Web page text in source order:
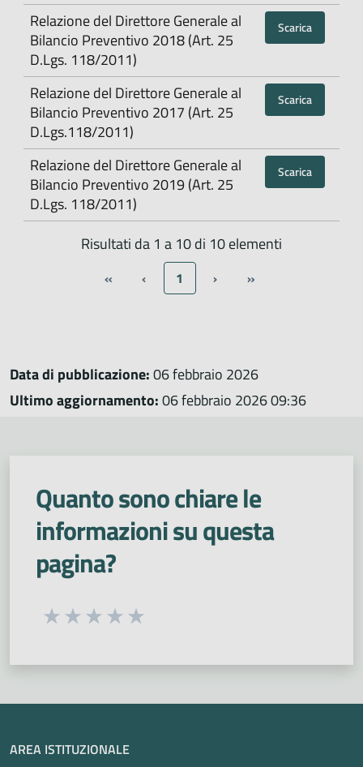
Relazione del Direttore Generale al
Bilancio Preventivo 2018 (Art. 25
D.Lgs. 118/2011)
Scarica
Relazione del Direttore Generale al
Bilancio Preventivo 2017 (Art. 25
D.Lgs.118/2011)
Scarica
Relazione del Direttore Generale al
Bilancio Preventivo 2019 (Art. 25
D.Lgs. 118/2011)
Scarica
Risultati da 1 a 10 di 10 elementi
« ‹ 1 › »
Data di pubblicazione:06 febbraio 2026
Ultimo aggiornamento:06 febbraio 2026 09:36
Quanto sono chiare le
informazioni su questa
pagina?
Seleziona una valutazione da 1 a 5 stelle
AREA ISTITUZIONALE